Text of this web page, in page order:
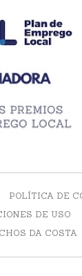
POLÍTICA DE
DE USO
DA COSTA